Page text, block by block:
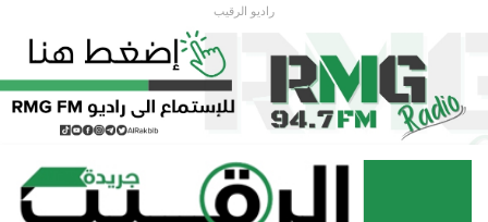
راديو الرقيب